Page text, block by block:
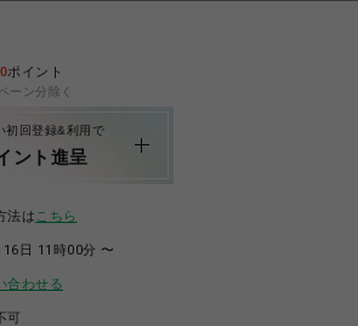
0ポイント
ーン分除く
初回登録&利用で
ント進呈
法は こちら
日 11時00分 〜
合わせる
可